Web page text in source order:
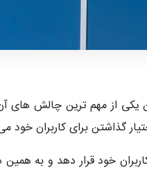
یکی از مهم ترین چالش های
گذاشتن برای کاربران خود
خود قرار دهد و به